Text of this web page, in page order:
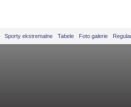
Sporty ekstremalne Tabele Foto galerie